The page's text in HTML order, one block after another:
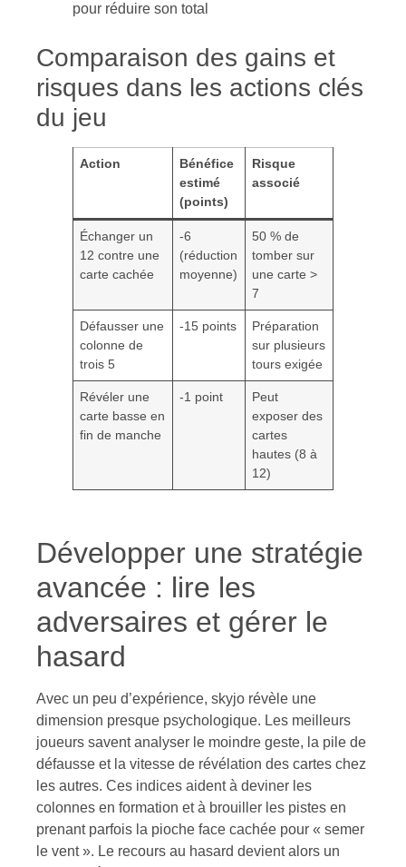
pour réduire son total
Comparaison des gains et
risques dans les actions clés
du jeu
Action
Bénéfice
estimé
(points)
Risque
associé
Échanger un
12 contre une
carte cachée
-6
(réduction
moyenne)
50 % de
tomber sur
une carte >
7
Défausser une
colonne de
trois 5
-15 points
Préparation
sur plusieurs
tours exigée
Révéler une
carte basse en
fin de manche
-1 point
Peut
exposer des
cartes
hautes (8 à
12)
Développer une stratégie
avancée : lire les
adversaires et gérer le
hasard
Avec un peu d’expérience, skyjo révèle une
dimension presque psychologique. Les meilleurs
joueurs savent analyser le moindre geste, la pile de
défausse et la vitesse de révélation des cartes chez
les autres. Ces indices aident à deviner les
colonnes en formation et à brouiller les pistes en
prenant parfois la pioche face cachée pour « semer
le vent ». Le recours au hasard devient alors un